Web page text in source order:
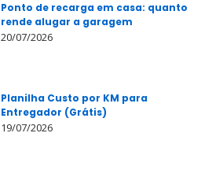
Ponto de recarga em casa: quanto
rende alugar a garagem
20/07/2026
Planilha Custo por KM para
Entregador (Grátis)
19/07/2026